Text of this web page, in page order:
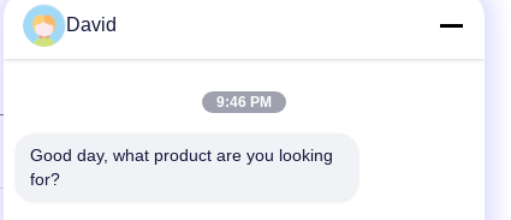
David
9:46 PM
Good day, what product are you looking
for?